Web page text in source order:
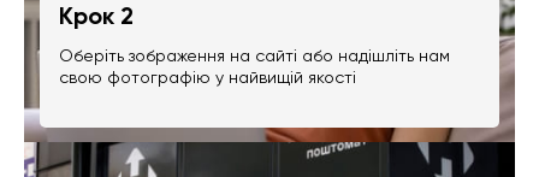
Крок 2
Оберіть зображення на сайті або надішліть нам
свою фотографію у найвищій якості